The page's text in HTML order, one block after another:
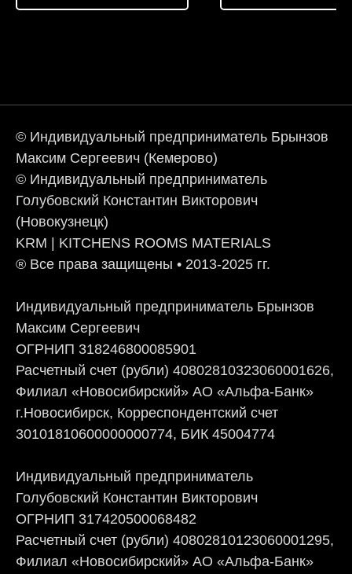
© Индивидуальный предприниматель Брынзов
Максим Сергеевич (Кемерово)
© Индивидуальный предприниматель
Голубовский Константин Викторович
(Новокузнецк)
KRM | KITCHENS ROOMS MATERIALS
® Все права защищены • 2013-2025 гг.
Индивидуальный предприниматель Брынзов
Максим Сергеевич
ОГРНИП 318246800085901
Расчетный счет (рубли) 40802810323060001626,
Филиал «Новосибирский» АО «Альфа-Банк»
г.Новосибирск, Корреспондентский счет
30101810600000000774, БИК 45004774
Индивидуальный предприниматель
Голубовский Константин Викторович
ОГРНИП 317420500068482
Расчетный счет (рубли) 40802810123060001295,
Филиал «Новосибирский» АО «Альфа-Банк»